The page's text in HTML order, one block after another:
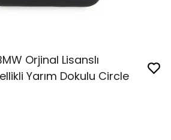
Orjinal Lisanslı
Yarım Dokulu Circle